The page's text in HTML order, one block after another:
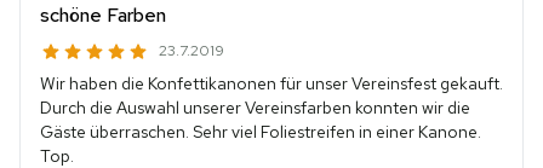
schöne Farben
23.7.2019
Wir haben die Konfettikanonen für unser Vereinsfest gekauft.
Durch die Auswahl unserer Vereinsfarben konnten wir die
Gäste überraschen. Sehr viel Foliestreifen in einer Kanone.
Top.